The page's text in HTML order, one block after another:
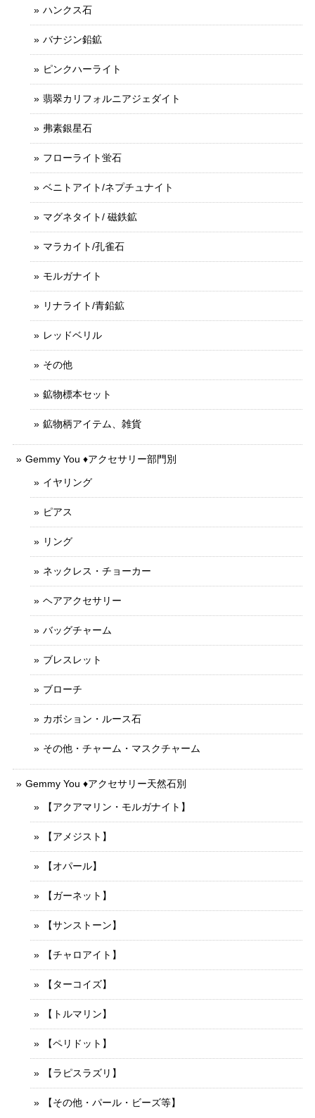
ハンクス石
バナジン鉛鉱
ピンクハーライト
翡翠カリフォルニアジェダイト
弗素銀星石
フローライト蛍石
ベニトアイト/ネプチュナイト
マグネタイト/ 磁鉄鉱
マラカイト/孔雀石
モルガナイト
リナライト/青鉛鉱
レッドベリル
その他
鉱物標本セット
鉱物柄アイテム、雑貨
Gemmy You ♦︎アクセサリー部門別
イヤリング
ピアス
リング
ネックレス・チョーカー
ヘアアクセサリー
バッグチャーム
ブレスレット
ブローチ
カボション・ルース石
その他・チャーム・マスクチャーム
Gemmy You ♦︎アクセサリー天然石別
【アクアマリン・モルガナイト】
【アメジスト】
【オパール】
【ガーネット】
【サンストーン】
【チャロアイト】
【ターコイズ】
【トルマリン】
【ペリドット】
【ラピスラズリ】
【その他・パール・ビーズ等】